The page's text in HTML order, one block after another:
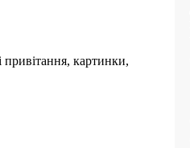
привітання, картинки,